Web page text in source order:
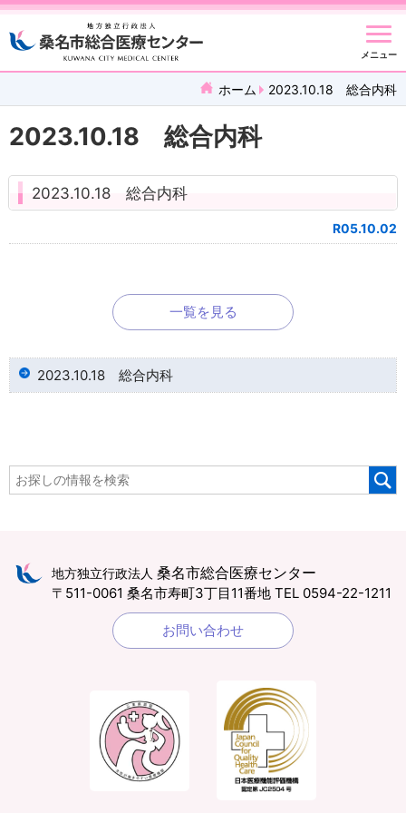
メニュー
ホーム 2023.10.18 総合内科
2023.10.18 総合内科
2023.10.18 総合内科
R05.10.02
一覧を見る
2023.10.18 総合内科
地方独立行政法人 桑名市総合医療センター
〒511-0061 桑名市寿町3丁目11番地 TEL 0594-22-1211
お問い合わせ